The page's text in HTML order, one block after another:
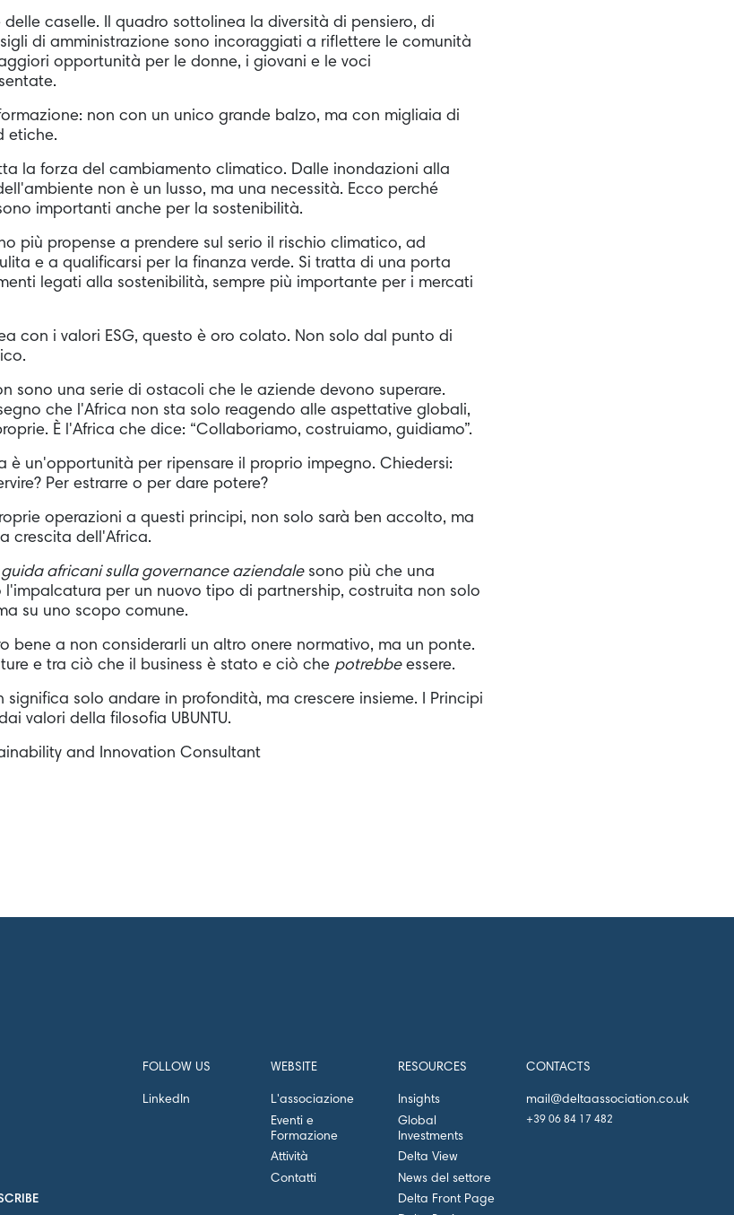
caselle. Il quadro sottolinea la diversità di pensiero, di
di amministrazione sono incoraggiati a riflettere le comunità
opportunità per le donne, i giovani e le voci
non con un unico grande balzo, ma con migliaia di
etiche.
la forza del cambiamento climatico. Dalle inondazioni alla
non è un lusso, ma una necessità. Ecco perché
importanti anche per la sostenibilità.
più propense a prendere sul serio il rischio climatico, ad
e a qualificarsi per la finanza verde. Si tratta di una porta
legati alla sostenibilità, sempre più importante per i mercati
con i valori ESG, questo è oro colato. Non solo dal punto di
sono una serie di ostacoli che le aziende devono superare.
che l'Africa non sta solo reagendo alle aspettative globali,
È l'Africa che dice: “Collaboriamo, costruiamo, guidiamo”.
è un'opportunità per ripensare il proprio impegno. Chiedersi:
Per estrarre o per dare potere?
operazioni a questi principi, non solo sarà ben accolto, ma
crescita dell'Africa.
guida africani sulla governance aziendalesono più che una
l'impalcatura per un nuovo tipo di partnership, costruita non solo
su uno scopo comune.
bene a non considerarli un altro onere normativo, ma un ponte.
e tra ciò che il business è stato e ciò che potrebbeessere.
significa solo andare in profondità, ma crescere insieme. I Principi
valori della filosofia UBUNTU.
and Innovation Consultant
FOLLOW US
LinkedIn
WEBSITE
L'associazione
Eventi e
Formazione
Attività
Contatti
RESOURCES
Insights
Global
Investments
Delta View
News del settore
Delta Front Page
CONTACTS
mail@deltaassociation.co.uk
+39 06 84 17 482